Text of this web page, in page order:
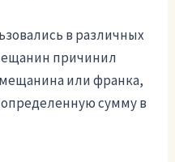
в различных
причинил
или франка,
сумму в